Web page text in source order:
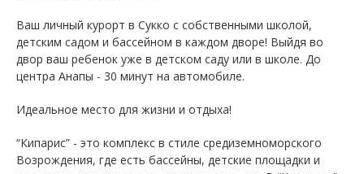
Ваш личный курорт в Сукко с собственными школой,
детским садом и бассейном в каждом дворе! Выйдя во
двор ваш ребенок уже в детском саду или в школе. До
центра Анапы - 30 минут на автомобиле.
Идеальное место для жизни и отдыха!
“Кипарис” - это комплекс в стиле средиземноморского
Возрождения, где есть бассейны, детские площадки и